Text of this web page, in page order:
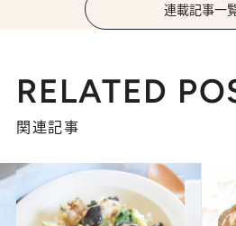
連載記事一
RELATED
関連記事